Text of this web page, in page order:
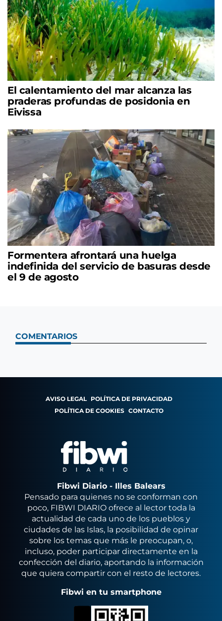
El calentamiento del mar alcanza las
praderas profundas de posidonia en
Eivissa
Formentera afrontará una huelga
indefinida del servicio de basuras desde
el 9 de agosto
COMENTARIOS
AVISO LEGAL POLÍTICA DE PRIVACIDAD
POLÍTICA DE COOKIES CONTACTO
Fibwi Diario - Illes Balears
Pensado para quienes no se conforman con
poco, FIBWI DIARIO ofrece al lector toda la
actualidad de cada uno de los pueblos y
ciudades de las Islas, la posibilidad de opinar
sobre los temas que más le preocupan, o,
incluso, poder participar directamente en la
confección del diario, aportando la información
que quiera compartir con el resto de lectores.
Fibwi en tu smartphone